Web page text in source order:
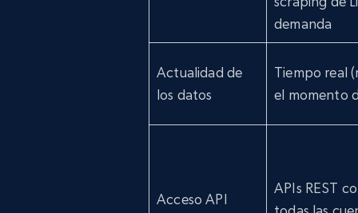
demanda
Actualidad de
los datos
Tiempo real
el momento
Acceso API
APIs REST